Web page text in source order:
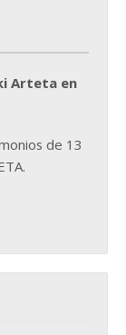
Arteta en
de 13